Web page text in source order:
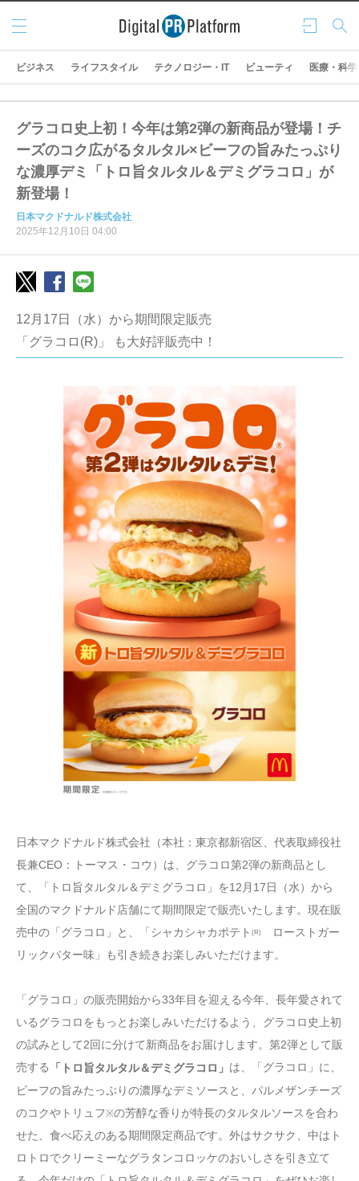
ログ
イン
検索
メニ
ュー
ビジネス ライフスタイル テクノロジー・IT ビューティ 医療・科学
グラコロ史上初！今年は第2弾の新商品が登場！チ
ーズのコク広がるタルタル×ビーフの旨みたっぷり
な濃厚デミ「トロ旨タルタル＆デミグラコロ」が
新登場！
日本マクドナルド株式会社
2025年12月10日 04:00
12月17日（水）から期間限定販売
「グラコロ(R)」 も大好評販売中！
日本マクドナルド株式会社（本社：東京都新宿区、代表取締役社
長兼CEO：トーマス・コウ）は、グラコロ第2弾の新商品とし
て、「トロ旨タルタル＆デミグラコロ」を12月17日（水）から
全国のマクドナルド店舗にて期間限定で販売いたします。現在販
売中の「グラコロ」と、「シャカシャカポテト (R)
ローストガー
リックバター味」も引き続きお楽しみいただけます。
「グラコロ」の販売開始から33年目を迎える今年、長年愛されて
いるグラコロをもっとお楽しみいただけるよう、グラコロ史上初
の試みとして2回に分けて新商品をお届けします。第2弾として販
売する
「トロ旨タルタル＆デミグラコロ」 は、「グラコロ」に、
ビーフの旨みたっぷりの濃厚なデミソースと、パルメザンチーズ
のコクやトリュフ※の芳醇な香りが特長のタルタルソースを合わ
せた、食べ応えのある期間限定商品です。外はサクサク、中はト
ロトロでクリーミーなグラタンコロッケのおいしさを引き立て